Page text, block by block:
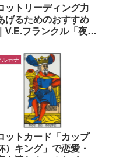
ットリーディング力
げるためのおすすめ
V.E.フランクル「夜と
という」
ルカナ
ットカード「カップ
）キング」で恋愛・